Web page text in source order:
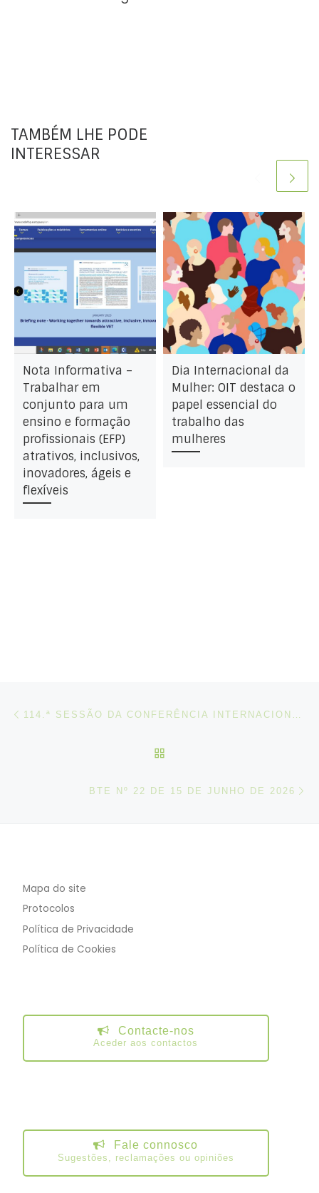
TAMBÉM LHE PODE
INTERESSAR
Nota Informativa –
Trabalhar em
conjunto para um
ensino e formação
profissionais (EFP)
atrativos, inclusivos,
inovadores, ágeis e
flexíveis
Dia Internacional da
Mulher: OIT destaca o
papel essencial do
trabalho das
mulheres
Post navigation
BTE Nº 22 DE 15 DE JUNHO DE 2026
Mapa do site
Protocolos
Política de Privacidade
Política de Cookies
Contacte-nos
Aceder aos contactos
Fale connosco
Sugestões, reclamações ou opiniões